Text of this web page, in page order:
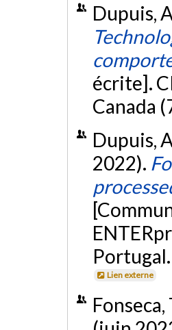
Dupuis,
écrite].
Canada
Dupuis,
2022).
Lien externe
Fonseca,